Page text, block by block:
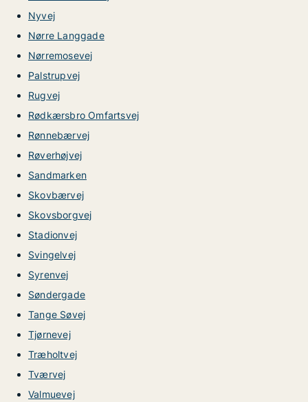
Nyvej
Nørre Langgade
Nørremosevej
Palstrupvej
Rugvej
Rødkærsbro Omfartsvej
Rønnebærvej
Røverhøjvej
Sandmarken
Skovbærvej
Skovsborgvej
Stadionvej
Svingelvej
Syrenvej
Søndergade
Tange Søvej
Tjørnevej
Træholtvej
Tværvej
Valmuevej